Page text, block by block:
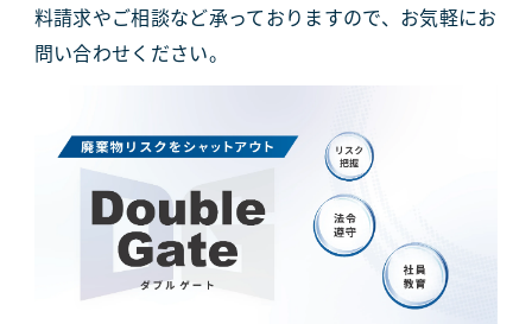
料請求やご相談など承っておりますので、お気軽にお
問い合わせください。